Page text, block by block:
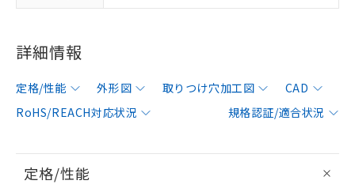
詳細情報
定格/性能 外形図 取りつけ穴加工図
CAD
RoHS/REACH対応状況
規格認証/適合状況
定格/性能